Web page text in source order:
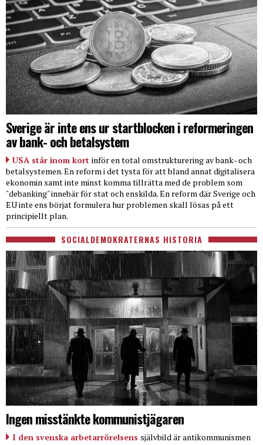
Sverige är inte ens ur startblocken i reformeringen
av bank- och betalsystem
USA står inom kort inför en total omstrukturering av bank- och
betalsystemen. En reform i det tysta för att bland annat digitalisera
ekonomin samt inte minst komma tillrätta med de problem som
"debanking" innebär för stat och enskilda. En reform där Sverige och
EU inte ens börjat formulera hur problemen skall lösas på ett
principiellt plan.
SOCIALDEMOKRATERNAS HISTORIA
Ingen misstänkte kommunistjägaren
I den svenska arbetarrörelsens självbild är antikommunismen